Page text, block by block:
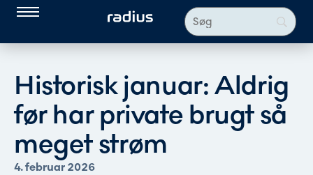
Historisk januar: Aldrig
før har private brugt så
meget strøm
4. februar 2026